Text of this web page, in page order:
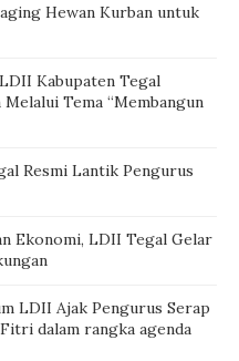
Hewan Kurban untuk
Kabupaten Tegal
Tema “Membangun
Resmi Lantik Pengurus
Ekonomi, LDII Tegal Gelar
LDII Ajak Pengurus Serap
dalam rangka agenda